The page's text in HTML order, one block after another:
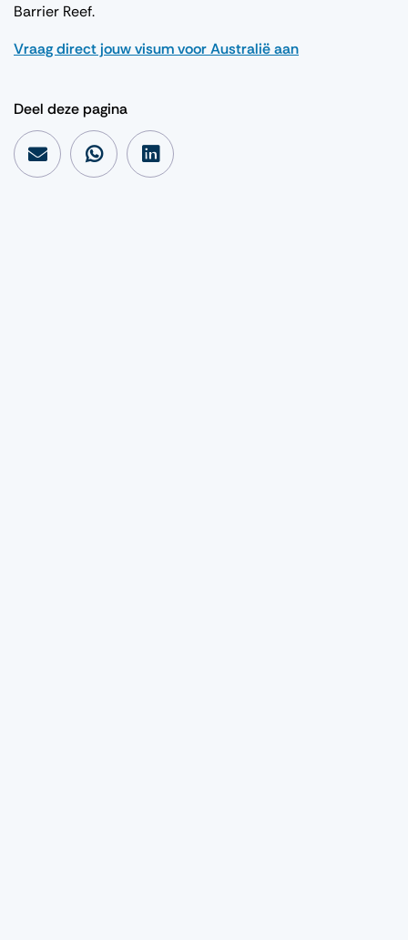
Barrier Reef.
Vraag direct jouw visum voor Australië aan
Deel deze pagina